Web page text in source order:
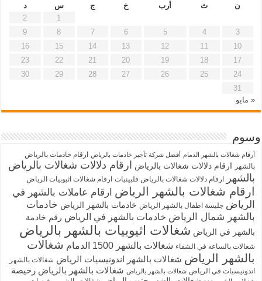
ن
ث أرب خ ج س
د
1
2
3
4
5
6
7
8
9
10
11
12
13
14
15
16
17
18
19
20
21
22
23
24
25
26
27
28
29
30
31
« مايو
وسوم
أرقام شغالات بالشهر الدمام أفضل شركة تأجير خادمات بالرياض
ارقام خادمات بالرياض
بالشهر
ارقام دلالات شغالات بالرياض ارقام دلالات شغالات بالرياض
بالشهر
ارقام دلالات شغالات بالرياض فلبينيات ارقام شغالات اثيوبيات الرياض
ارقام شغالات بالشهر الرياض ارقام عاملات بالشهر في
الرياض جليسة اطفال بالشهر الرياض خادمات بالشهر الرياض خادمات
بالشهر شمال الرياض خادمات بالشهر في الرياض رقم خادمة
بالشهر في الرياض شغالات اثيوبيات بالشهر بالرياض
شغالات بالساعه في الشفاء شغالات بالشهر 1500 الدمام
شغالات
بالشهر الرياض شغالات بالشهر اندونيسيات الرياض شغالات بالشهر
اندونيسيات في الرياض شغالات بالشهر بالرياض شغالات بالشهر بالرياض رخيصة